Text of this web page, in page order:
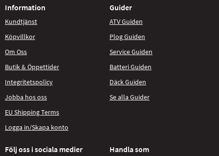
Information
Kundtjänst
Köpvillkor
Om Oss
Butik & Öppettider
Integritetspolicy
Jobba hos oss
EU Shipping Terms
Logga in/Skapa konto
Guider
ATV Guiden
Plog Guiden
Service Guiden
Batteri Guiden
Däck Guiden
Se alla Guider
Följ oss i sociala medier Handla som